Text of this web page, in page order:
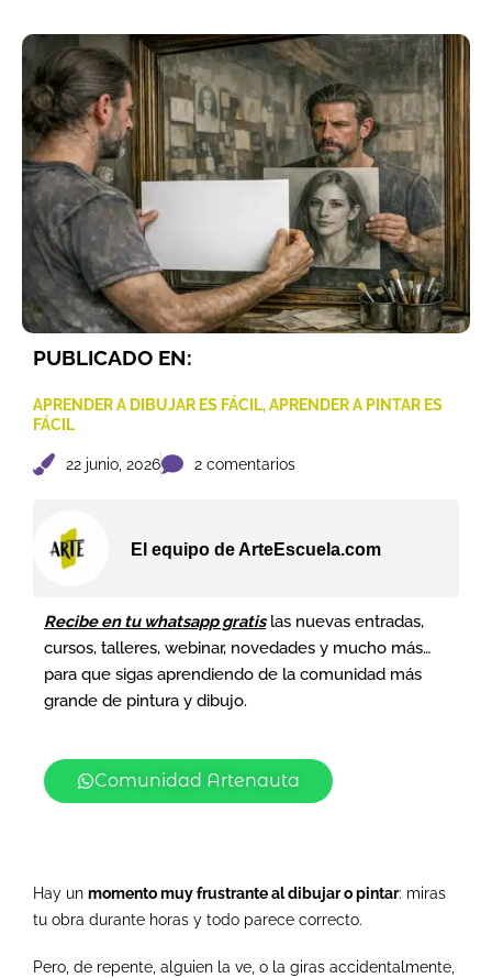
PUBLICADO EN:
APRENDER A DIBUJAR ES FÁCIL,APRENDER A PINTAR ES
FÁCIL
22 junio, 2026 2 comentarios
El equipo de ArteEscuela.com
Recibe en tu whatsapp gratislas nuevas entradas,
cursos, talleres, webinar, novedades y mucho más…
para que sigas aprendiendo de la comunidad más
grande de pintura y dibujo.
Comunidad Artenauta
Hay un momento muy frustrante al dibujar o pintar: miras
tu obra durante horas y todo parece correcto.
Pero, de repente, alguien la ve, o la giras accidentalmente,